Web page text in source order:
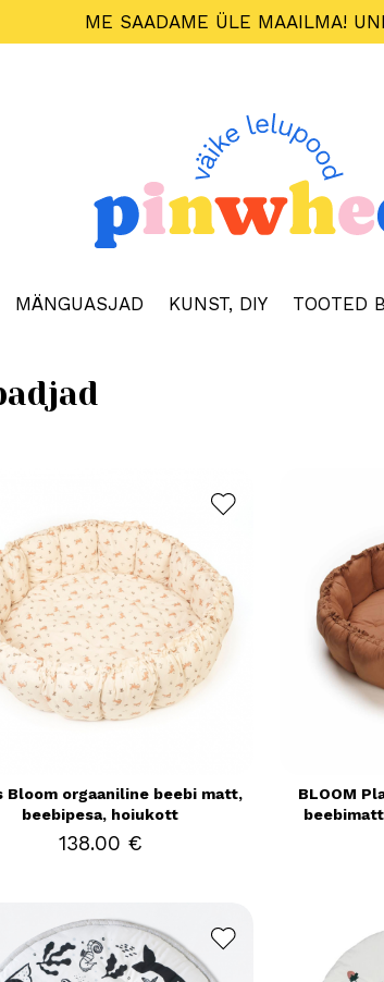
MÄNGUASJAD KUNST, DIY TOOTED
Bloom orgaaniline beebi matt,
beebipesa, hoiukott
138.00 €
BLOOM
ME SAADAME ÜLE MAAILMA!